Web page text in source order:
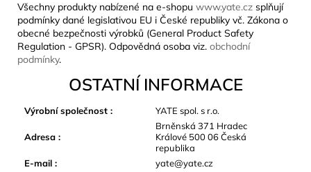
Všechny produkty nabízené na e-shopu www.yate.cz splňují
podmínky dané legislativou EU i České republiky vč. Zákona o
obecné bezpečnosti výrobků (General Product Safety
Regulation - GPSR). Odpovědná osoba viz. obchodní
podmínky.
OSTATNÍ INFORMACE
Výrobní společnost : YATE spol. s r.o.
Adresa :
Brněnská 371 Hradec
Králové 500 06 Česká
republika
E-mail : yate@yate.cz